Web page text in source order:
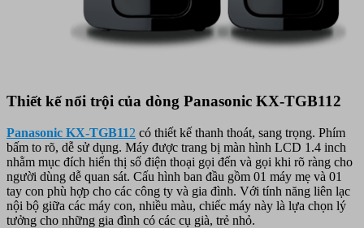
Thiết kế nổi trội của dòng Panasonic KX-TGB112
Panasonic KX-TGB112 có thiết kế thanh thoát, sang trọng. Phím
bấm to rõ, dễ sử dụng. Máy được trang bị màn hình LCD 1.4 inch
nhằm mục đích hiển thị số điện thoại gọi đến và gọi khi rõ ràng cho
người dùng dễ quan sát. Cấu hình ban đầu gồm 01 máy mẹ và 01
tay con phù hợp cho các công ty và gia đình. Với tính năng liên lạc
nội bộ giữa các máy con, nhiều màu, chiếc máy này là lựa chọn lý
tưởng cho những gia đình có các cụ già, trẻ nhỏ.